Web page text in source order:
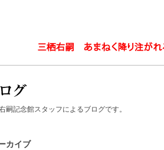
嗣記念館スタッフによるブログです。
カイブ